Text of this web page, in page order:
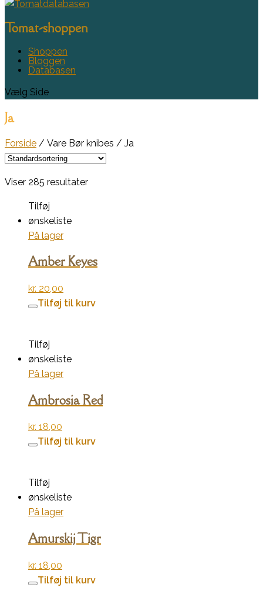
Tomat-shoppen
Shoppen
Bloggen
Databasen
Vælg Side
Ja
Forside / Vare Bør knibes / Ja
Viser 285 resultater
Tilføj
ønskeliste
På lager
Amber Keyes
kr. 20,00
Tilføj til kurv
Tilføj
ønskeliste
På lager
Ambrosia Red
kr. 18,00
Tilføj til kurv
Tilføj
ønskeliste
På lager
Amurskij Tigr
kr. 18,00
Tilføj til kurv